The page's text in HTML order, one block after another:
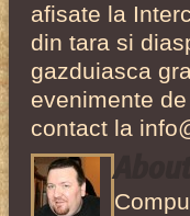
afisate la
din tara si
gazduiasca
evenimente
contact la